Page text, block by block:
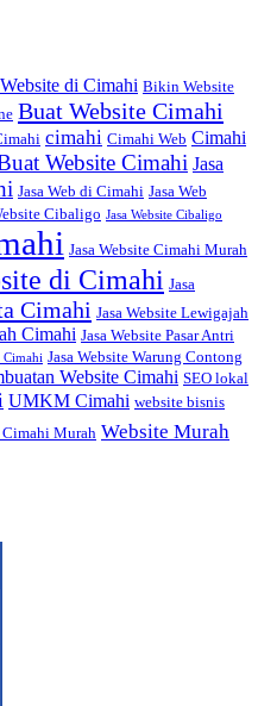
di Cimahi Bikin Website
Buat Website Cimahi
cimahi Cimahi Web Cimahi
Website Cimahi Jasa
Jasa Web di Cimahi Jasa Web
Cibaligo Jasa Website Cibaligo
Jasa Website Cimahi Murah
di Cimahi Jasa
Cimahi Jasa Website Lewigajah
Cimahi Jasa Website Pasar Antri
Cimahi Jasa Website Warung Contong
Website Cimahi SEO lokal
UMKM Cimahi website bisnis
Cimahi Murah Website Murah